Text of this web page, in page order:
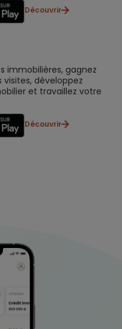
Découvrir
immobilières, gagnez
développez
et travaillez votre
Découvrir